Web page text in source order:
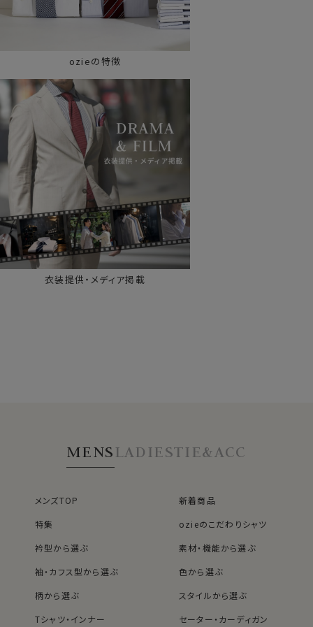
ozieの特徴
衣装提供・メディア掲載
MENSLADIESTIE&ACC
メンズTOP
新着商品
特集
ozieのこだわりシャツ
衿型から選ぶ
素材・機能から選ぶ
袖・カフス型から選ぶ
色から選ぶ
柄から選ぶ
スタイルから選ぶ
Tシャツ・インナー
セーター・カーディガン